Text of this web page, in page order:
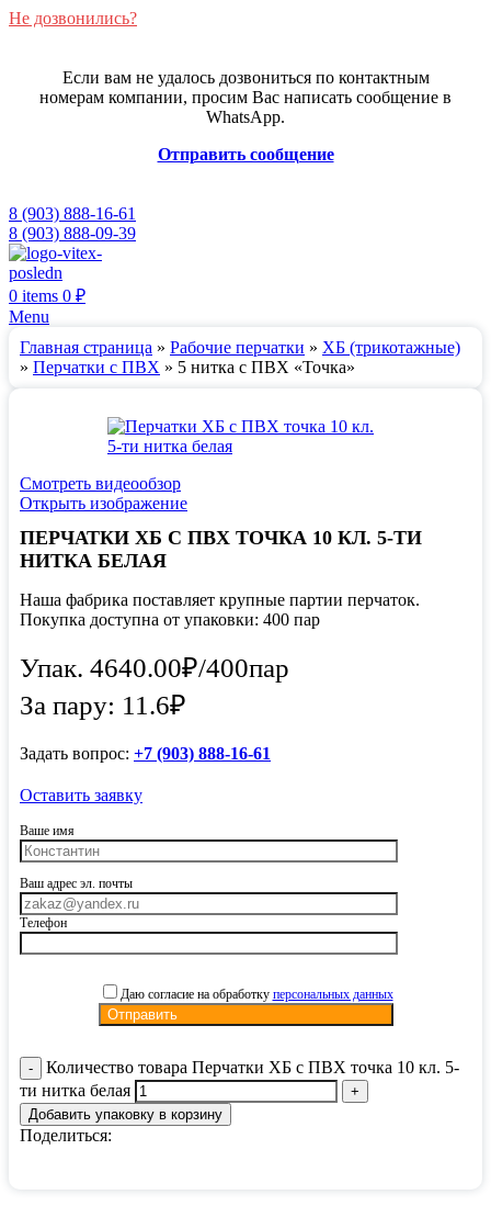
Не дозвонились?
Если вам не удалось дозвониться по контактным
номерам компании, просим Вас написать сообщение в
WhatsApp.
Отправить сообщение
8 (903) 888-16-61
8 (903) 888-09-39
0 items 0 ₽
Menu
Главная страница » Рабочие перчатки » ХБ (трикотажные)
» Перчатки с ПВХ » 5 нитка с ПВХ «Точка»
Смотреть видеообзор
Открыть изображение
ПЕРЧАТКИ ХБ С ПВХ ТОЧКА 10 КЛ. 5-ТИ
НИТКА БЕЛАЯ
Наша фабрика поставляет крупные партии перчаток.
Покупка доступна от упаковки: 400 пар
Упак. 4640.00₽/400пар
За пару: 11.6₽
Задать вопрос: +7 (903) 888-16-61
Оставить заявку
Ваше имя
Ваш адрес эл. почты
Телефон
Даю согласие на обработку персональных данных
Количество товара Перчатки ХБ с ПВХ точка 10 кл. 5-
ти нитка белая
Добавить упаковку в корзину
Поделиться: